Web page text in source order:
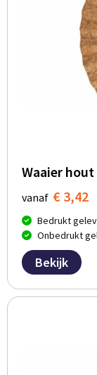
Waaier
vanaf € 3,42
Bedrukt
Onbedrukt
Bekijk